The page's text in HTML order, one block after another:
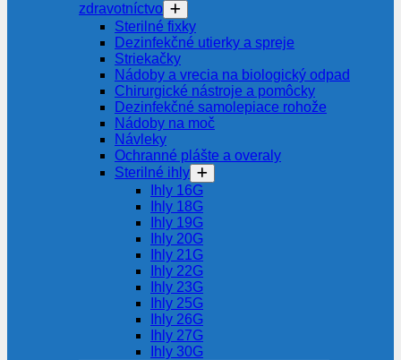
zdravotníctvo
Sterilné fixky
Dezinfekčné utierky a spreje
Striekačky
Nádoby a vrecia na biologický odpad
Chirurgické nástroje a pomôcky
Dezinfekčné samolepiace rohože
Nádoby na moč
Návleky
Ochranné plášte a overaly
Sterilné ihly
Ihly 16G
Ihly 18G
Ihly 19G
Ihly 20G
Ihly 21G
Ihly 22G
Ihly 23G
Ihly 25G
Ihly 26G
Ihly 27G
Ihly 30G